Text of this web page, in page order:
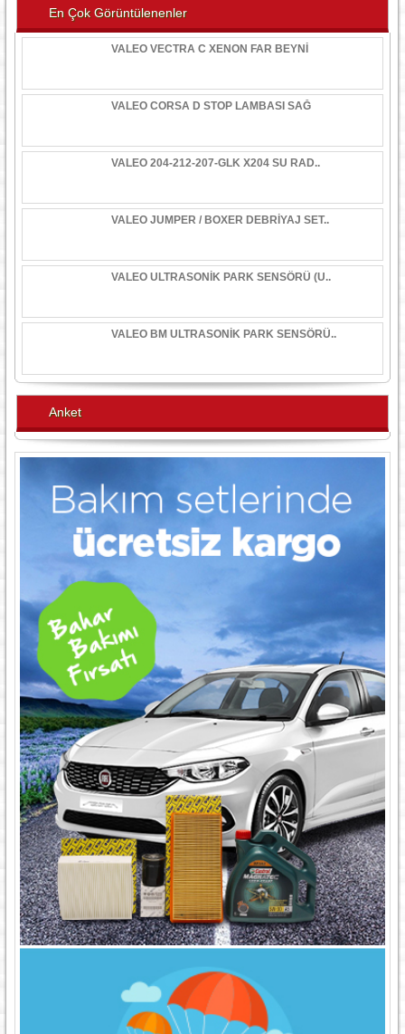
En Çok Görüntülenenler
VALEO VECTRA C XENON FAR BEYNİ
VALEO CORSA D STOP LAMBASI SAĞ
VALEO 204-212-207-GLK X204 SU RAD..
VALEO JUMPER / BOXER DEBRİYAJ SET..
VALEO ULTRASONİK PARK SENSÖRÜ (U..
VALEO BM ULTRASONİK PARK SENSÖRÜ..
Anket